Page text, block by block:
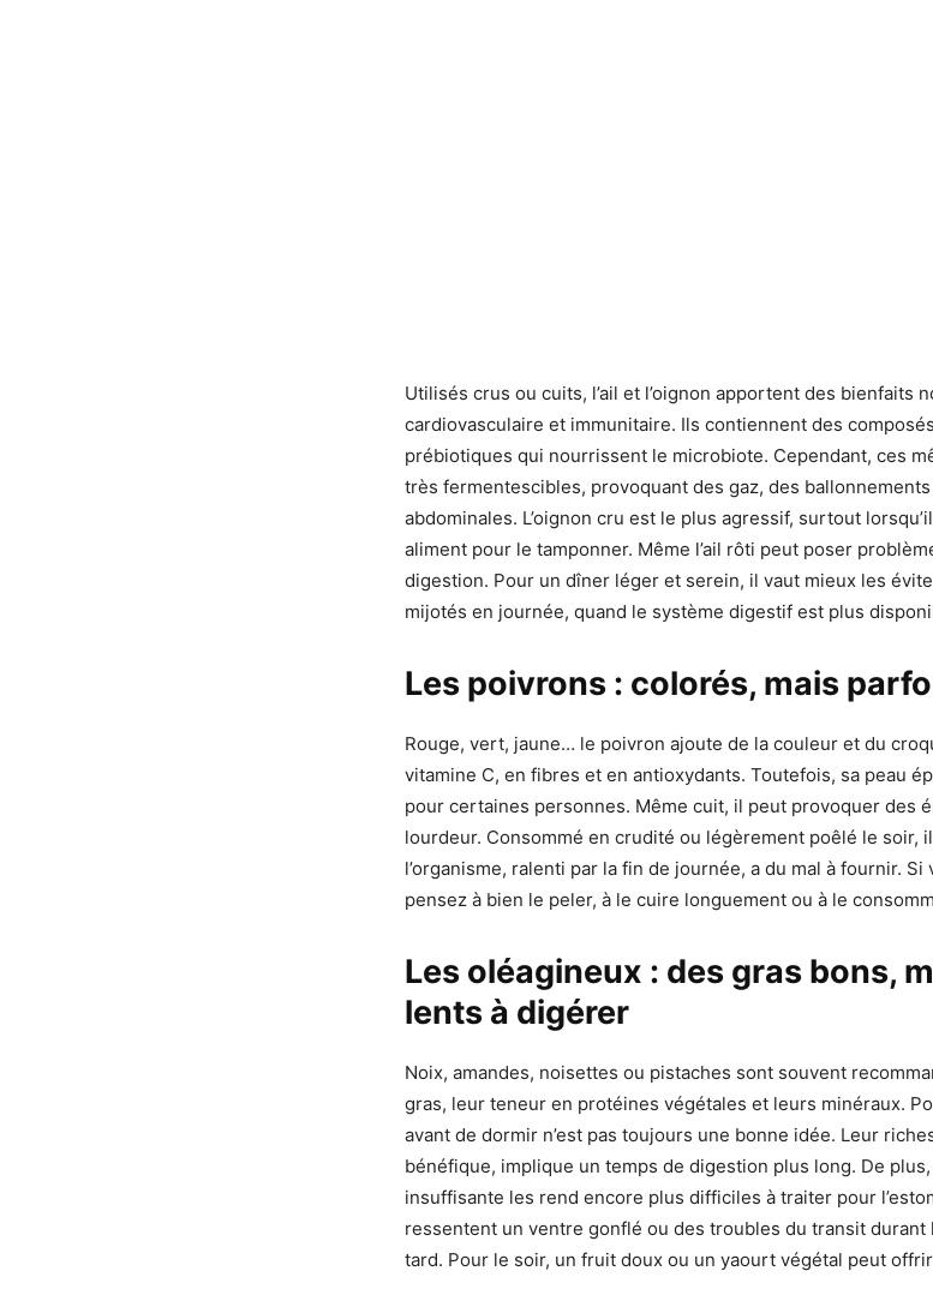
Utilisés crus ou cuits, l’ail et l’oignon apportent des bienfaits
cardiovasculaire et immunitaire. Ils contiennent des
prébiotiques qui nourrissent le microbiote. Cependant, ces
très fermentescibles, provoquant des gaz, des
abdominales. L’oignon cru est le plus agressif, surtout
aliment pour le tamponner. Même l’ail rôti peut poser
digestion. Pour un dîner léger et serein, il vaut mieux les
mijotés en journée, quand le système digestif est plus
Les poivrons : colorés, mais
Rouge, vert, jaune… le poivron ajoute de la couleur et du
vitamine C, en fibres et en antioxydants. Toutefois, sa peau
pour certaines personnes. Même cuit, il peut provoquer des
lourdeur. Consommé en crudité ou légèrement poêlé le soir,
l’organisme, ralenti par la fin de journée, a du mal à fournir.
pensez à bien le peler, à le cuire longuement ou à le
Les oléagineux : des gras bons,
lents à digérer
Noix, amandes, noisettes ou pistaches sont souvent
gras, leur teneur en protéines végétales et leurs minéraux.
avant de dormir n’est pas toujours une bonne idée. Leur
bénéfique, implique un temps de digestion plus long. De
insuffisante les rend encore plus difficiles à traiter pour
ressentent un ventre gonflé ou des troubles du transit durant
tard. Pour le soir, un fruit doux ou un yaourt végétal peut